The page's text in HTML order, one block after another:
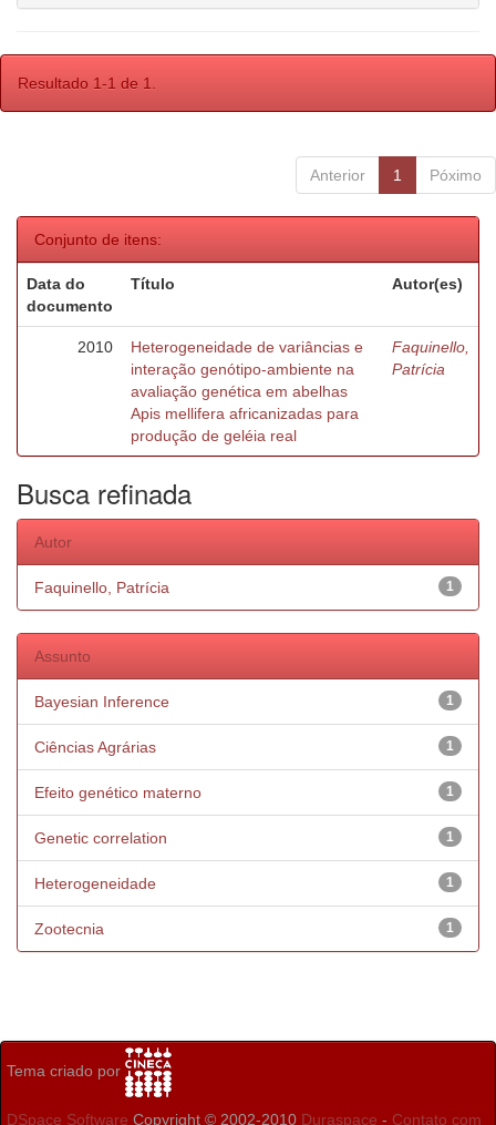
Resultado 1-1 de 1.
Anterior 1 Póximo
Conjunto de itens:
Data do
documento
Título Autor(es)
2010
Heterogeneidade de variâncias e
interação genótipo-ambiente na
avaliação genética em abelhas
Apis mellifera africanizadas para
produção de geléia real
Faquinello,
Patrícia
Busca refinada
Autor
1
Faquinello, Patrícia
Assunto
1
Bayesian Inference
1
Ciências Agrárias
1
Efeito genético materno
1
Genetic correlation
1
Heterogeneidade
1
Zootecnia
Tema criado por
DSpace Software Copyright © 2002-2010 Duraspace - Contato com